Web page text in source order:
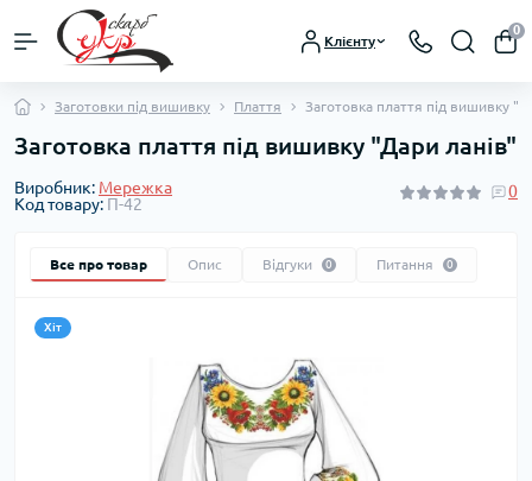
Клієнту
0
Заготовки під вишивку Плаття Заготовка плаття під вишивку
Заготовка плаття під вишивку "Дари ланів"
Виробник: Мережка
Код товару: П-42
0
Все про товар Опис Відгуки 0 Питання 0
Хіт